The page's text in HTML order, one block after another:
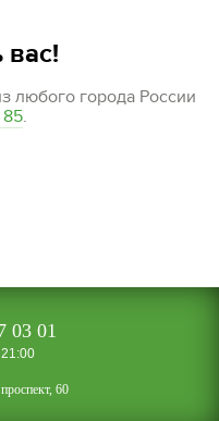
любого города России
85.
03 01
60